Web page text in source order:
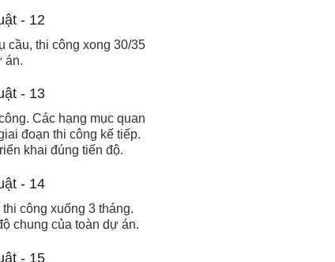
cầu, thi công xong 30/35
án.
Các hạng mục quan
đoạn thi công kế tiếp.
khai đúng tiến độ.
công xuống 3 tháng.
chung của toàn dự án.